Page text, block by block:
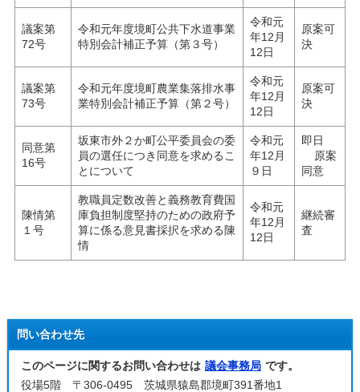
議案第
72号
令和元年度境町公共下水道事業
特別会計補正予算（第３号）
令和元
年12月
12日
原案可
決
議案第
73号
令和元年度境町農業集落排水事
業特別会計補正予算（第２号）
令和元
年12月
12日
原案可
決
同意第
16号
坂東市外２か町公平委員会の委
員の選任につき同意を求めるこ
とについて
令和元
年12月
９日
即日
原案
同意
陳情第
１号
教職員定数改善と義務教育費国
庫負担制度堅持のための政府予
算に係る意見書採択を求める陳
情
令和元
年12月
12日
継続審
査
問い合わせ先
このページに関するお問い合わせは 議会事務局 です。
役場5階 〒306-0495 茨城県猿島郡境町391番地1